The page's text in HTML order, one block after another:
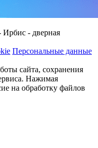
- дверная
Персональные данные
сайта, сохранения
Нажимая
на обработку файлов